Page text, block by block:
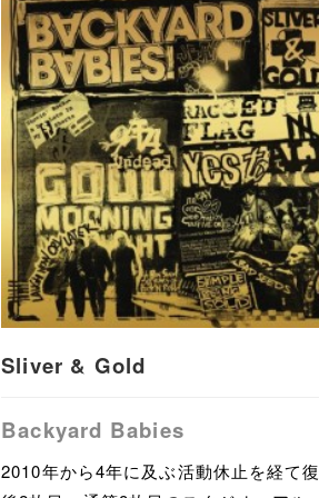
Sliver & Gold
Backyard Babies
2010年から4年に及ぶ活動休止を経て